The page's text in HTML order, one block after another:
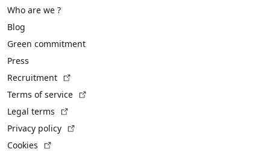
Who are we ?
Blog
Green commitment
Press
Recruitment
Terms of service
Legal terms
Privacy policy
Cookies